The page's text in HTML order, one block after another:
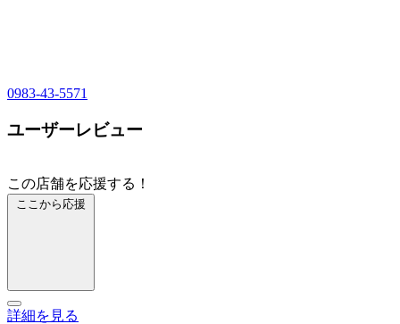
0983-43-5571
ユーザーレビュー
この店舗を応援する！
ここから応援
詳細を見る